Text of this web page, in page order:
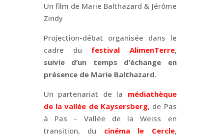
Un film de Marie Balthazard & Jérôme
Zindy
Projection-débat organisée dans le
cadre du festival AlimenTerre,
suivie d’un temps d’échange en
présence de Marie Balthazard.
Un partenariat de la médiathèque
de la vallée de Kaysersberg, de Pas
à Pas – Vallée de la Weiss en
transition, du cinéma le Cercle,